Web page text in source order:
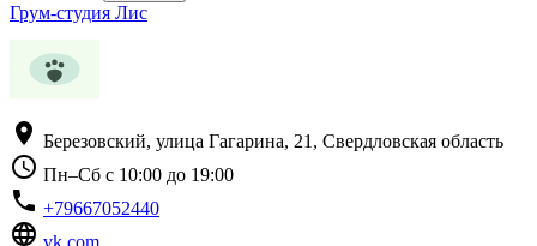
Грум-студия Лис
location_on Березовский, улица Гагарина, 21, Свердловская область
schedule Пн–Сб с 10:00 до 19:00
phone +79667052440
language vk.com